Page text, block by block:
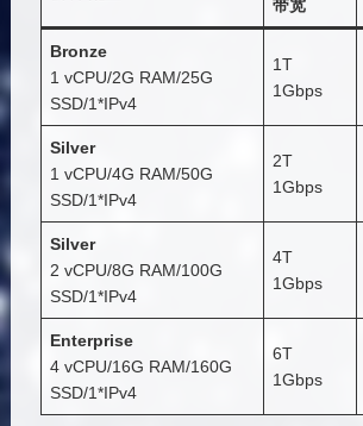
带宽
Bronze
1 vCPU/2G RAM/25G
SSD/1*IPv4
1T
1Gbps
Silver
1 vCPU/4G RAM/50G
SSD/1*IPv4
2T
1Gbps
Silver
2 vCPU/8G RAM/100G
SSD/1*IPv4
4T
1Gbps
Enterprise
4 vCPU/16G RAM/160G
SSD/1*IPv4
6T
1Gbps